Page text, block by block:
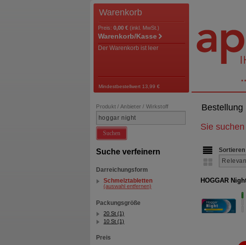
Warenkorb
Preis: 0,00 € (inkl. MwSt.)
Warenkorb/Kasse
Der Warenkorb ist leer
Mindestbestellwert 13,99 €
Bestellung
Produkt / Anbieter / Wirkstoff
Suchen
Suche verfeinern
Darreichungsform
Schmelztabletten
(auswahl entfernen)
Packungsgröße
20 St (1)
10 St (1)
Preis
Sie
Sortieren
HOGGAR